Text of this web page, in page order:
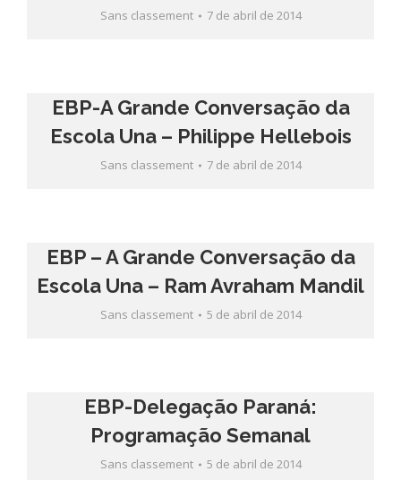
Sans classement 7 de abril de 2014
EBP-A Grande Conversação da
Escola Una – Philippe Hellebois
Sans classement 7 de abril de 2014
EBP – A Grande Conversação da
Escola Una – Ram Avraham Mandil
Sans classement 5 de abril de 2014
EBP-Delegação Paraná:
Programação Semanal
Sans classement 5 de abril de 2014